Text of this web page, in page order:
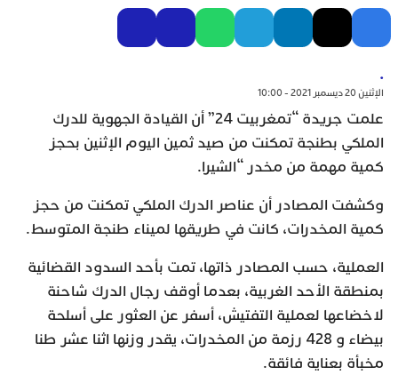
.
الإثنين 20 ديسمبر 2021 - 10:00
علمت جريدة “تمغربيت 24” أن القيادة الجهوية للدرك
الملكي بطنجة تمكنت من صيد ثمين اليوم الإثنين بحجز
كمية مهمة من مخدر “الشيرا.
وكشفت المصادر أن عناصر الدرك الملكي تمكنت من حجز
كمية المخدرات، كانت في طريقها لميناء طنجة المتوسط.
العملية، حسب المصادر ذاتها، تمت بأحد السدود القضائية
بمنطقة الأحد الغربية، بعدما أوقف رجال الدرك شاحنة
لاخضاعها لعملية التفتيش، أسفر عن العثور على أسلحة
بيضاء و 428 رزمة من المخدرات، يقدر وزنها اثنا عشر طنا
مخبأة بعناية فائقة.